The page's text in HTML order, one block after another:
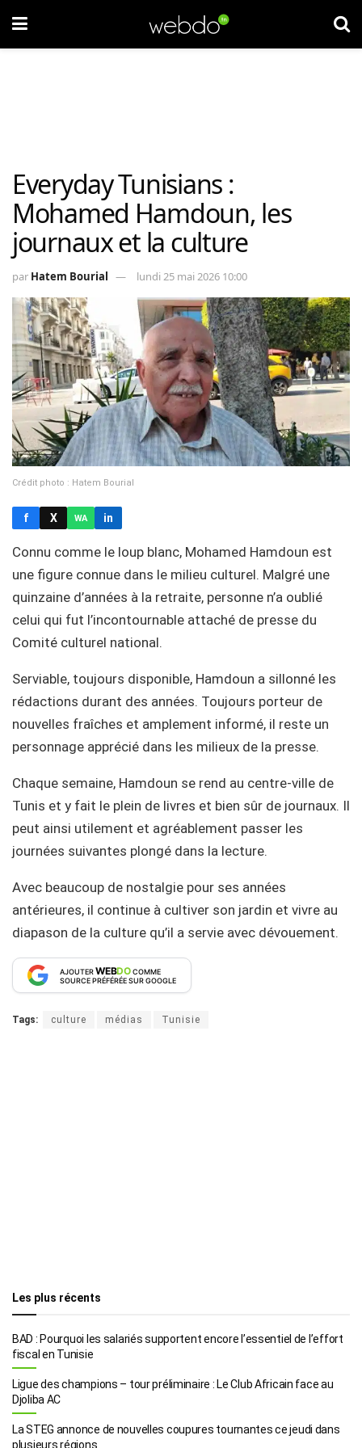
Everyday Tunisians :
Mohamed Hamdoun, les
journaux et la culture
par Hatem Bourial lundi 25 mai 2026 10:00
Crédit photo : Hatem Bourial
f X WA in
Connu comme le loup blanc, Mohamed Hamdoun est
une figure connue dans le milieu culturel. Malgré une
quinzaine d’années à la retraite, personne n’a oublié
celui qui fut l’incontournable attaché de presse du
Comité culturel national.
Serviable, toujours disponible, Hamdoun a sillonné les
rédactions durant des années. Toujours porteur de
nouvelles fraîches et amplement informé, il reste un
personnage apprécié dans les milieux de la presse.
Chaque semaine, Hamdoun se rend au centre-ville de
Tunis et y fait le plein de livres et bien sûr de journaux. Il
peut ainsi utilement et agréablement passer les
journées suivantes plongé dans la lecture.
Avec beaucoup de nostalgie pour ses années
antérieures, il continue à cultiver son jardin et vivre au
diapason de la culture qu’il a servie avec dévouement.
AJOUTERWEBDOCOMME
SOURCE PRÉFÉRÉE SUR GOOGLE
Tags: culture médias Tunisie
Les plus récents
BAD : Pourquoi les salariés supportent encore l’essentiel de l’effort
fiscal en Tunisie
Ligue des champions – tour préliminaire : Le Club Africain face au
Djoliba AC
La STEG annonce de nouvelles coupures tournantes ce jeudi dans
plusieurs régions